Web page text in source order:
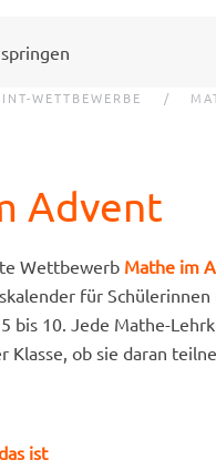
WETTBEWERBE
Advent
Wettbewerb Mathe im
für Schülerinnen
bis 10. Jede Mathe-
Klasse, ob sie daran
ist